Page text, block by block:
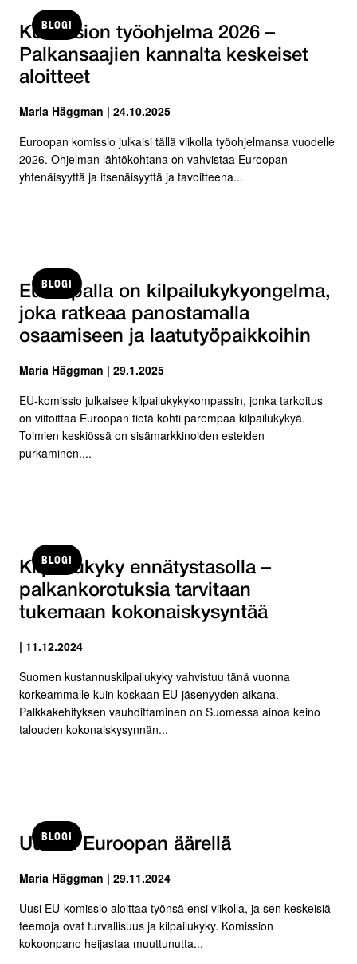
BLOGI
Komission työohjelma 2026 –
Palkansaajien kannalta keskeiset
aloitteet
Maria Häggman | 24.10.2025
Euroopan komissio julkaisi tällä viikolla työohjelmansa vuodelle
2026. Ohjelman lähtökohtana on vahvistaa Euroopan
yhtenäisyyttä ja itsenäisyyttä ja tavoitteena...
BLOGI
Euroopalla on kilpailukykyongelma,
joka ratkeaa panostamalla
osaamiseen ja laatutyöpaikkoihin
Maria Häggman | 29.1.2025
EU-komissio julkaisee kilpailukykykompassin, jonka tarkoitus
on viitoittaa Euroopan tietä kohti parempaa kilpailukykyä.
Toimien keskiössä on sisämarkkinoiden esteiden
purkaminen....
BLOGI
Kilpailukyky ennätystasolla –
palkankorotuksia tarvitaan
tukemaan kokonaiskysyntää
| 11.12.2024
Suomen kustannuskilpailukyky vahvistuu tänä vuonna
korkeammalle kuin koskaan EU-jäsenyyden aikana.
Palkkakehityksen vauhdittaminen on Suomessa ainoa keino
talouden kokonaiskysynnän...
BLOGI
Uuden Euroopan äärellä
Maria Häggman | 29.11.2024
Uusi EU-komissio aloittaa työnsä ensi viikolla, ja sen keskeisiä
teemoja ovat turvallisuus ja kilpailukyky. Komission
kokoonpano heijastaa muuttunutta...